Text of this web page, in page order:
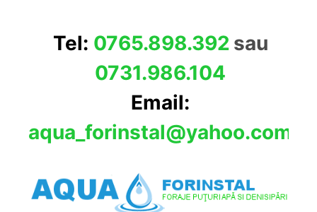
Tel: 0765.898.392 sau
0731.986.104
Email:
aqua_forinstal@yahoo.com